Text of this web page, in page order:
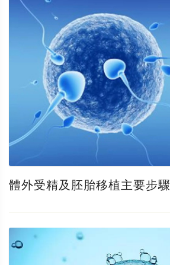
體外受精及胚胎移植主要步驟